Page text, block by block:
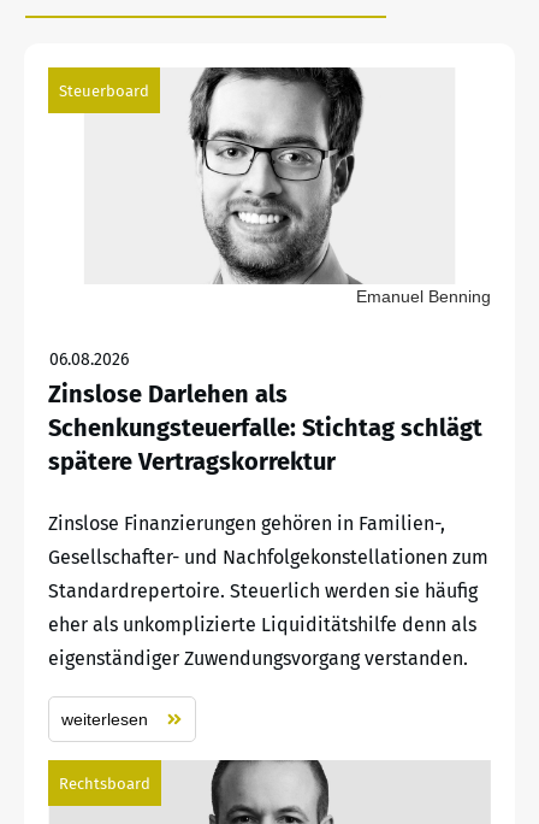
Steuerboard
Emanuel Benning
06.08.2026
Zinslose Darlehen als
Schenkungsteuerfalle: Stichtag schlägt
spätere Vertragskorrektur
Zinslose Finanzierungen gehören in Familien-,
Gesellschafter- und Nachfolgekonstellationen zum
Standardrepertoire. Steuerlich werden sie häufig
eher als unkomplizierte Liquiditätshilfe denn als
eigenständiger Zuwendungsvorgang verstanden.
weiterlesen
Rechtsboard